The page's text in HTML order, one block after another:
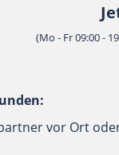
(Mo - Fr 09:00 -
vor Ort